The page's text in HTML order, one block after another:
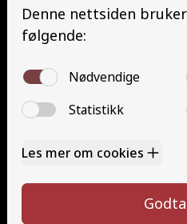
TK Utrykning AS
Opphaugveien 3, 1738
Kontakt
Priser